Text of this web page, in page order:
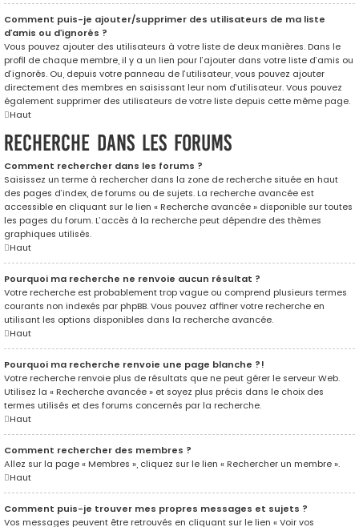
Comment puis-je ajouter/supprimer des utilisateurs de ma liste
d’amis ou d’ignorés ?
Vous pouvez ajouter des utilisateurs à votre liste de deux manières. Dans le
profil de chaque membre, il y a un lien pour l’ajouter dans votre liste d’amis ou
d’ignorés. Ou, depuis votre panneau de l’utilisateur, vous pouvez ajouter
directement des membres en saisissant leur nom d’utilisateur. Vous pouvez
également supprimer des utilisateurs de votre liste depuis cette même page.
Haut
Recherche dans les forums
Comment rechercher dans les forums ?
Saisissez un terme à rechercher dans la zone de recherche située en haut
des pages d’index, de forums ou de sujets. La recherche avancée est
accessible en cliquant sur le lien « Recherche avancée » disponible sur toutes
les pages du forum. L’accès à la recherche peut dépendre des thèmes
graphiques utilisés.
Haut
Pourquoi ma recherche ne renvoie aucun résultat ?
Votre recherche est probablement trop vague ou comprend plusieurs termes
courants non indexés par phpBB. Vous pouvez affiner votre recherche en
utilisant les options disponibles dans la recherche avancée.
Haut
Pourquoi ma recherche renvoie une page blanche ?!
Votre recherche renvoie plus de résultats que ne peut gérer le serveur Web.
Utilisez la « Recherche avancée » et soyez plus précis dans le choix des
termes utilisés et des forums concernés par la recherche.
Haut
Comment rechercher des membres ?
Allez sur la page « Membres », cliquez sur le lien « Rechercher un membre ».
Haut
Comment puis-je trouver mes propres messages et sujets ?
Vos messages peuvent être retrouvés en cliquant sur le lien « Voir vos